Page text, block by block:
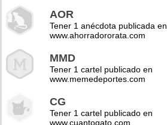
AOR
Tener 1 anécdota publicada en
www.ahorradororata.com
MMD
Tener 1 cartel publicado en
www.memedeportes.com
CG
Tener 1 cartel publicado en
www.cuantogato.com